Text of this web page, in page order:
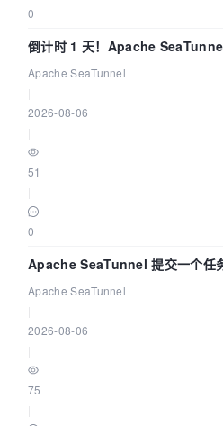
0
倒计时 1 天！Apache
Apache SeaTunnel
2026-08-06
51
0
Apache SeaTunnel 提交一个任
Apache SeaTunnel
2026-08-06
75